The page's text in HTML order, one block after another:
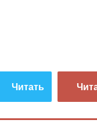
Читать